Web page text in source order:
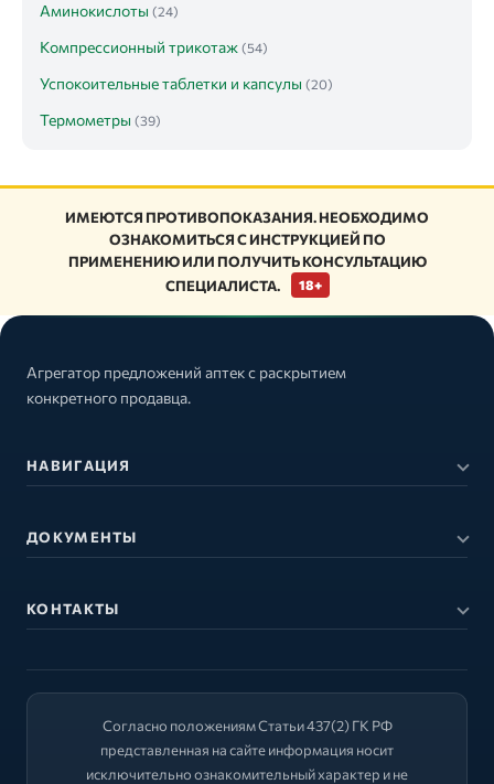
Аминокислоты (24)
Компрессионный трикотаж (54)
Успокоительные таблетки и капсулы (20)
Термометры (39)
ИМЕЮТСЯ ПРОТИВОПОКАЗАНИЯ. НЕОБХОДИМО
ОЗНАКОМИТЬСЯ С ИНСТРУКЦИЕЙ ПО
ПРИМЕНЕНИЮ ИЛИ ПОЛУЧИТЬ КОНСУЛЬТАЦИЮ
СПЕЦИАЛИСТА.
18+
Агрегатор предложений аптек с раскрытием
конкретного продавца.
НАВИГАЦИЯ
ДОКУМЕНТЫ
КОНТАКТЫ
Согласно положениям Статьи 437(2) ГК РФ
представленная на сайте информация носит
исключительно ознакомительный характер и не